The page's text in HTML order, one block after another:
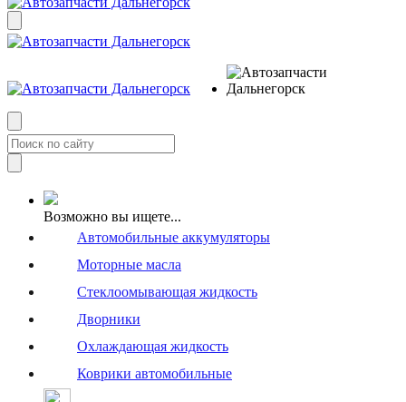
Возможно вы ищете...
Автомобильные аккумуляторы
Моторные масла
Стеклоомывающая жидкость
Дворники
Охлаждающая жидкость
Коврики автомобильные